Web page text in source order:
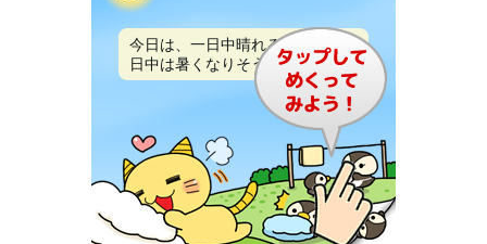
今日は、一日中晴れるでしょう。
日中は暑くなりそうです。